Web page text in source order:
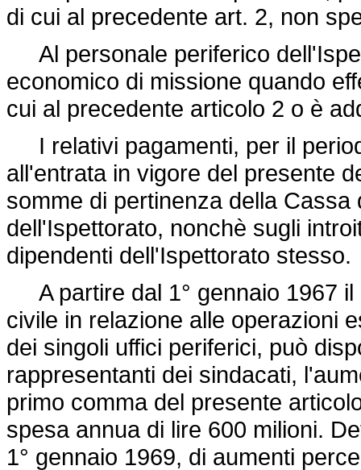
di cui al precedente art. 2, non
Al personale periferico
economico di missione quando
cui al precedente articolo 2 o è
I relativi pagamenti, per il
all'entrata in vigore del presente
somme di pertinenza della
dell'Ispettorato, nonchè sugli
dipendenti dell'Ispettorato stesso.
A partire dal 1° gennaio 1967 il
civile in relazione alle operazioni
dei singoli uffici periferici, può
rappresentanti dei sindacati,
primo comma del presente
spesa annua di lire 600 milioni.
1° gennaio 1969, di aumenti